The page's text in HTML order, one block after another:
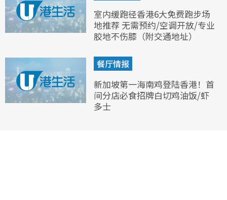
室内缓跑径香港6大免费跑步场
地推荐 无需预约/空调开放/专业
胶地不伤膝（附交通地址）
餐厅情报
新加坡第一海南鸡登陆香港！首
间分店必食招牌白切鸡油饭/虾
多士